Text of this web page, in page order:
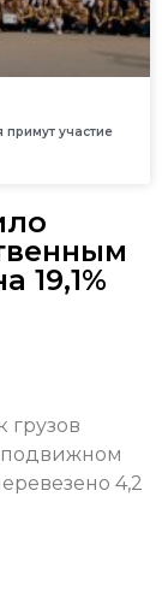
примут участие
19,1%
грузов
подвижном
4,2